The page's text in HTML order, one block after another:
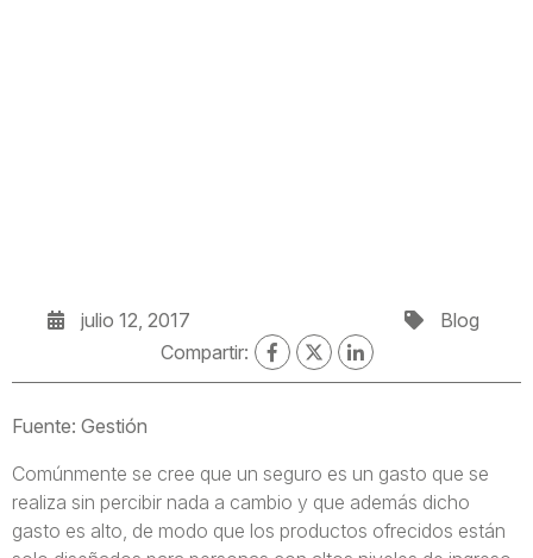
julio 12, 2017
Blog
Compartir:
Fuente: Gestión
Comúnmente se cree que un seguro es un gasto que se
realiza sin percibir nada a cambio y que además dicho
gasto es alto, de modo que los productos ofrecidos están